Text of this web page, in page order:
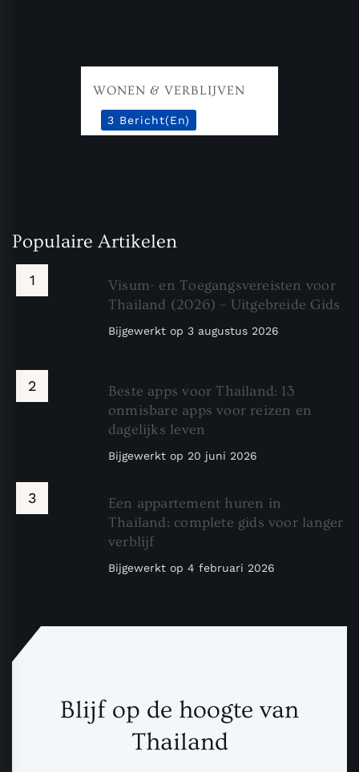
WONEN & VERBLIJVEN
3 Bericht(en)
Populaire Artikelen
Visum- en Toegangsvereisten voor
Thailand (2026) – Uitgebreide Gids
Bijgewerkt op 3 augustus 2026
Beste apps voor Thailand: 13
onmisbare apps voor reizen en
dagelijks leven
Bijgewerkt op 20 juni 2026
Een appartement huren in
Thailand: complete gids voor langer
verblijf
Bijgewerkt op 4 februari 2026
Blijf op de hoogte van
Thailand